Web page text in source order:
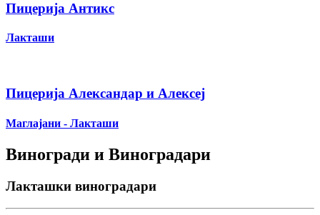
Пицерија Антикс
Лакташи
Пицерија Александар и Алексеј
Маглајани - Лакташи
Виногради и Виноградари
Лакташки виноградари